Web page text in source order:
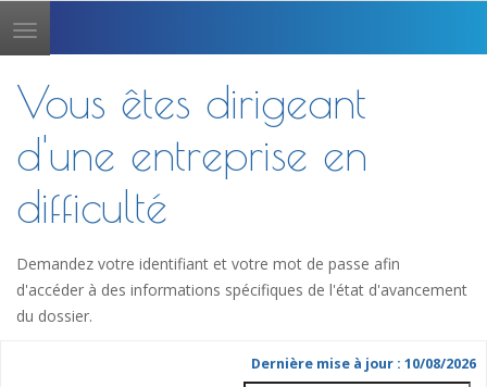
Toggle
navigation
Vous êtes dirigeant
d'une entreprise en
difficulté
Demandez votre identifiant et votre mot de passe afin
d'accéder à des informations spécifiques de l'état d'avancement
du dossier.
Dernière mise à jour : 10/08/2026